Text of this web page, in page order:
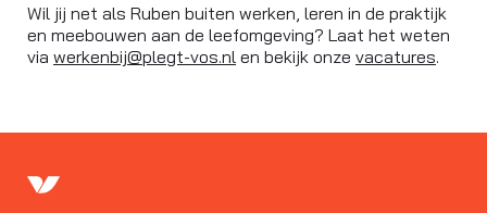
Wil jij net als Ruben buiten werken, leren in de praktijk
en meebouwen aan de leefomgeving? Laat het weten
via werkenbij@plegt-vos.nl en bekijk onze vacatures.